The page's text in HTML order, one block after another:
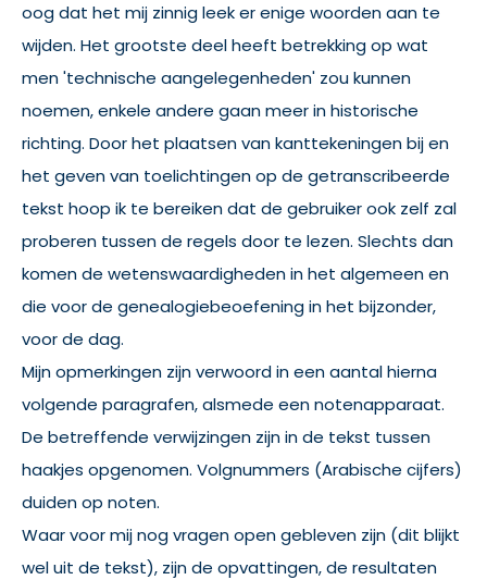
oog dat het mij zinnig leek er enige woorden aan te
wijden. Het grootste deel heeft betrekking op wat
men 'technische aangelegenheden' zou kunnen
noemen, enkele andere gaan meer in historische
richting. Door het plaatsen van kanttekeningen bij en
het geven van toelichtingen op de getranscribeerde
tekst hoop ik te bereiken dat de gebruiker ook zelf zal
proberen tussen de regels door te lezen. Slechts dan
komen de wetenswaardigheden in het algemeen en
die voor de genealogiebeoefening in het bijzonder,
voor de dag.
Mijn opmerkingen zijn verwoord in een aantal hierna
volgende paragrafen, alsmede een notenapparaat.
De betreffende verwijzingen zijn in de tekst tussen
haakjes opgenomen. Volgnummers (Arabische cijfers)
duiden op noten.
Waar voor mij nog vragen open gebleven zijn (dit blijkt
wel uit de tekst), zijn de opvattingen, de resultaten